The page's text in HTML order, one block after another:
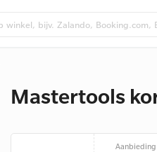
Mastertools
Aanbieding